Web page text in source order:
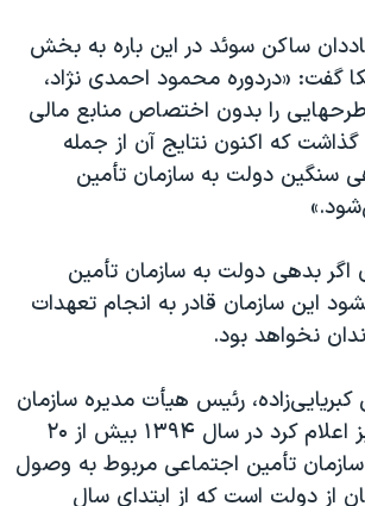
ساکن سوئد در این باره به بخش
گفت: «دردوره محمود احمدی نژاد،
را بدون اختصاص منابع مالی
گذاشت که اکنون نتایج آن از جمله
سنگین دولت به سازمان تأمین
اگر بدهی دولت به سازمان تأمین
این سازمان قادر به انجام تعهدات
نخواهد بود.
رئیس هیأت مدیره سازمان
تأمین اجتماعی نیز اعلام کرد در سال ۱۳۹۴ بیش از ۲۰
تأمین اجتماعی مربوط به وصول
از دولت است که از ابتدای سال